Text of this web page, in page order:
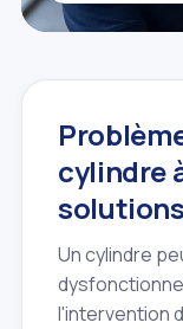
cylindre
Un cylindre
l'intervention